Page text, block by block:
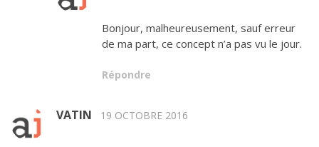
Bonjour, malheureusement, sauf erreur
de ma part, ce concept n’a pas vu le jour.
Répondre
VATIN 19 OCTOBRE 2016